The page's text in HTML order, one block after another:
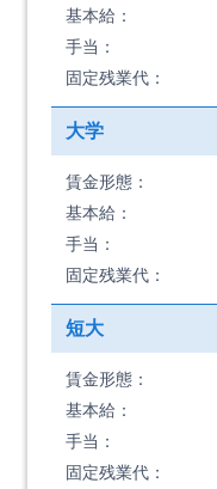
基本給：
手当：
固定残業代：
大学
賃金形態：
基本給：
手当：
固定残業代：
短大
賃金形態：
基本給：
手当：
固定残業代：